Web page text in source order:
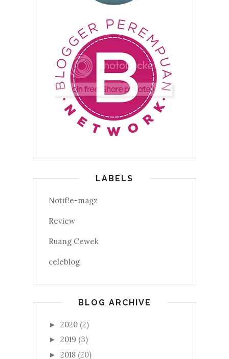
LABELS
Notif!e-magz
Review
Ruang Cewek
celeblog
BLOG ARCHIVE
► 2020 (2)
► 2019 (3)
► 2018 (20)